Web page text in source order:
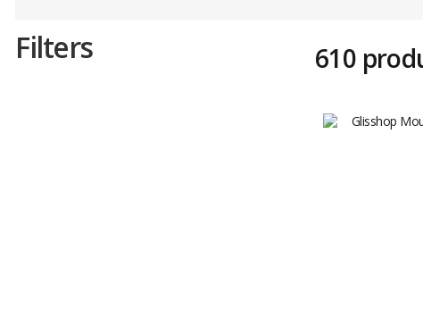
Filters 610